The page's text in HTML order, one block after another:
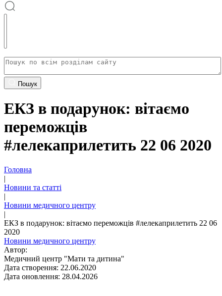
Пошук
ЕКЗ в подарунок: вітаємо
переможців
#лелекаприлетить 22 06 2020
Головна
|
Новини та статті
|
Новини медичного центру
|
ЕКЗ в подарунок: вітаємо переможців #лелекаприлетить 22 06
2020
Новини медичного центру
Автор:
Медичний центр "Мати та дитина"
Дата створення: 22.06.2020
Дата оновлення: 28.04.2026